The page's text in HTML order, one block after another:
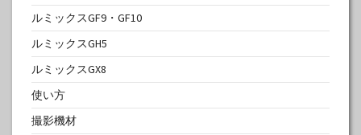
ルミックスGF9・GF10
ルミックスGH5
ルミックスGX8
使い方
撮影機材